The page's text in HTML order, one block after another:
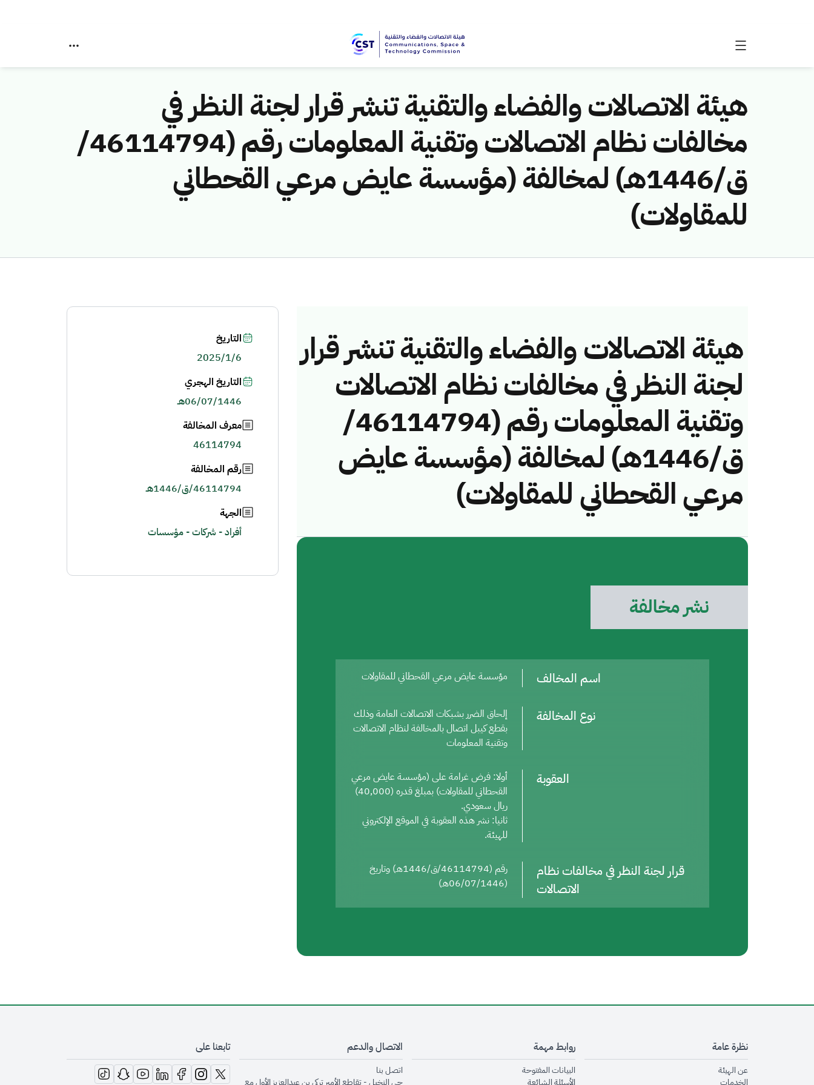
هيئة الاتصالات والفضاء والتقنية تنشر قرار لجنة النظر في
مخالفات نظام الاتصالات وتقنية المعلومات رقم (46114794/
ق/1446هـ) لمخالفة (مؤسسة عايض مرعي القحطاني
للمقاولات)
هيئة الاتصالات والفضاء والتقنية تنشر قرار
لجنة النظر في مخالفات نظام الاتصالات
وتقنية المعلومات رقم (46114794/
ق/1446هـ) لمخالفة (مؤسسة عايض
مرعي القحطاني للمقاولات)
نشر مخالفة
اسم المخالف مؤسسة عايض مرعي القحطاني للمقاولات
نوع المخالفة
إلحاق الضرر بشبكات الاتصالات العامة وذلك
بقطع كيبل اتصال بالمخالفة لنظام الاتصالات
وتقنية المعلومات
العقوبة
أولا: فرض غرامة على (مؤسسة عايض مرعي
القحطاني للمقاولات) بمبلغ قدره (40,000)
ريال سعودي.
ثانيا: نشر هذه العقوبة في الموقع الإلكتروني
للهيئة.
قرار لجنة النظر في مخالفات نظام
الاتصالات
رقم (46114794/ق/1446هـ) وتاريخ
(06/07/1446هـ)
التاريخ
2025/1/6
التاريخ الهجري
06/07/1446هـ
معرف المخالفة
46114794
رقم المخالفة
46114794/ق/1446هـ
الجهة
أفراد - شركات - مؤسسات
نظرة عامة
عن الهيئةopens in new window
الخدماتopens in new window
روابط مهمة
البيانات المفتوحةopens in new window
الأسئلة الشائعةopens in new window
الاتصال والدعم
اتصل بنا
حي النخيل - تقاطع الأمير تركي بن عبدالعزيز الأول مع
تابعنا على
opens in new window
opens in new window
opens in new window
opens in new window
opens in new window
opens in new window
opens in new window